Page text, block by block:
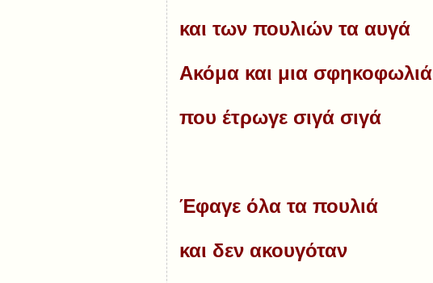
και των πουλιών τα αυγά
Ακόμα και μια σφηκοφωλιά
που έτρωγε σιγά σιγά
Έφαγε όλα τα πουλιά
και δεν ακουγόταν